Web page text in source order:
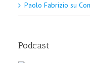
Paolo Fabrizio su
Podcast